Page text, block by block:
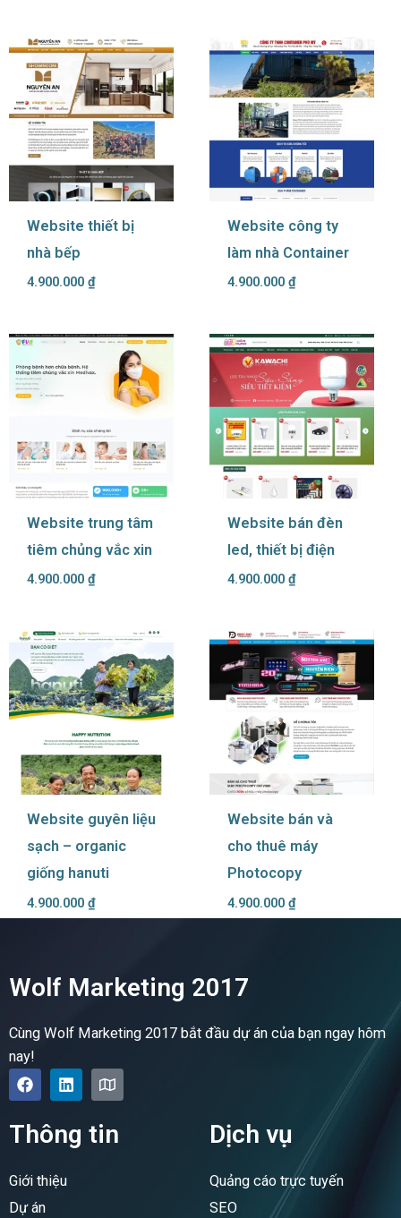
Website thiết bị
nhà bếp
4.900.000 ₫
Website công ty
làm nhà Container
4.900.000 ₫
Website trung tâm
tiêm chủng vắc xin
4.900.000 ₫
Website bán đèn
led, thiết bị điện
4.900.000 ₫
Website guyên liệu
sạch – organic
giống hanuti
4.900.000 ₫
Website bán và
cho thuê máy
Photocopy
4.900.000 ₫
Wolf Marketing 2017
Cùng Wolf Marketing 2017 bắt đầu dự án của bạn ngay hôm
nay!
F
a
c
e
b
o
k
L
i
n
e
n
M
a
p
Thông tin
Giới thiệu
Dự án
Dịch vụ
Quảng cáo trực tuyến
SEO